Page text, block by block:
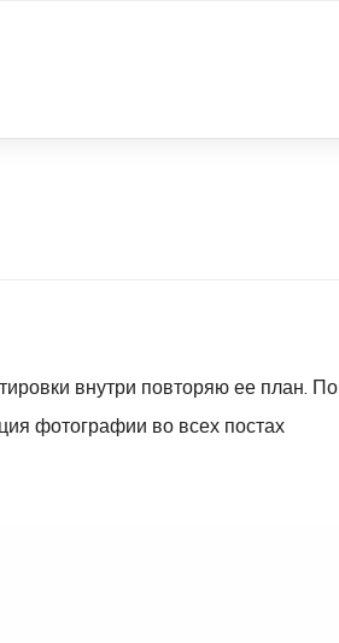
внутри повторяю ее план. По
фотографии во всех постах